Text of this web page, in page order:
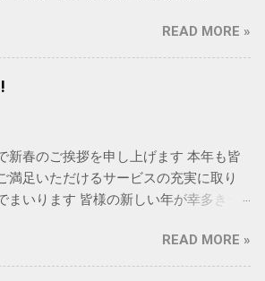
READ MORE »
新春のご挨拶を申し上げます 本年も皆
満足いただけるサービスの充実に取り
まいります 皆様の新しい年が幸多き一
Year 2022! 今年もRAINBOWをよろしくお
ます
READ MORE »